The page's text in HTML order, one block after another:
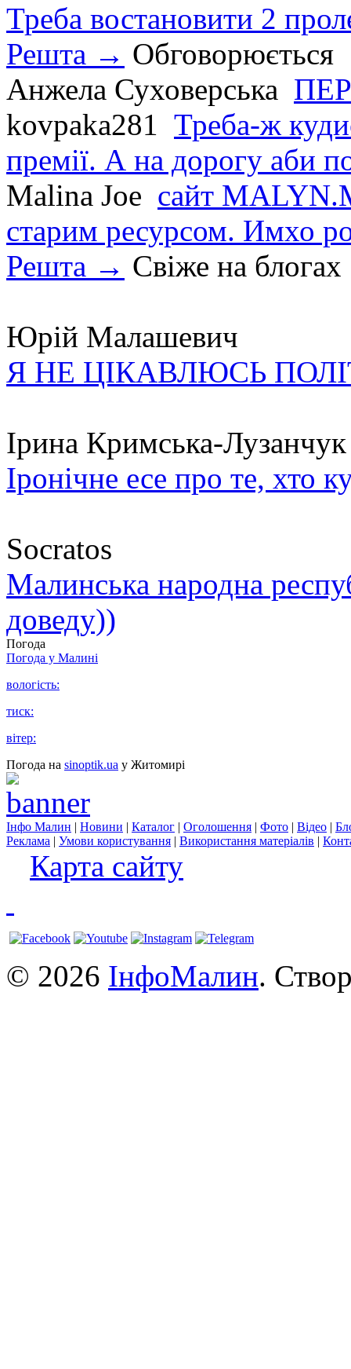
Треба востановити 2
Решта → Обговорюється
Анжела Суховерська
kovpaka281 Треба-ж
премії. А на дорогу аби
Malina Joe сайт
старим ресурсом. Имхо
Решта → Свіже на блогах
Юрій Малашевич
Я НЕ ЦІКАВЛЮСЬ
Ірина Кримська-Лузанчук
Іронічне есе про те, хто
Socratos
Малинська народна
доведу))
Погода
Погода у Малині
вологість:
тиск:
вітер:
Погода на sinoptik.ua у Житомирі
Інфо Малин | Новини | Каталог | Оголошення | Фото | Відео |
Реклама | Умови користування | Використання матеріалів |
Карта сайту
© 2026 ІнфоМалин.